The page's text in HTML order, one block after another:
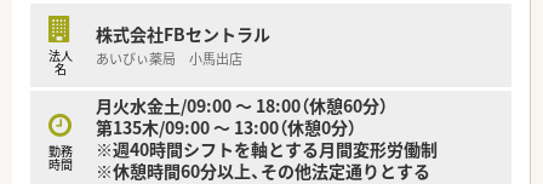
法人
名
株式会社FBセントラル
あいびぃ薬局 小馬出店
勤務
時間
月火水金土/09:00 ～ 18:00（休憩60分）
第135木/09:00 ～ 13:00（休憩0分）
※週40時間シフトを軸とする月間変形労働制
※休憩時間60分以上、その他法定通りとする